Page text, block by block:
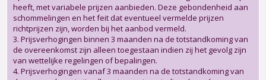
heeft, met variabele prijzen aanbieden. Deze gebondenheid aan
schommelingen en het feit dat eventueel vermelde prijzen
richtprijzen zijn, worden bij het aanbod vermeld.
3. Prijsverhogingen binnen 3 maanden na de totstandkoming van
de overeenkomst zijn alleen toegestaan indien zij het gevolg zijn
van wettelijke regelingen of bepalingen.
4. Prijsverhogingen vanaf 3 maanden na de totstandkoming van